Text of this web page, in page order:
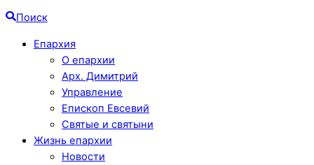
Поиск
Епархия
О епархии
Арх. Димитрий
Управление
Епископ Евсевий
Святые и святыни
Жизнь епархии
Новости